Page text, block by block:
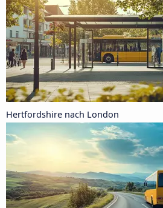
Hertfordshire nach London